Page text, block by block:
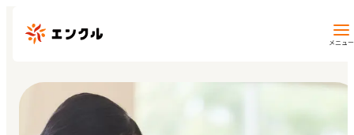
メニュー
保育園・幼稚園を探す